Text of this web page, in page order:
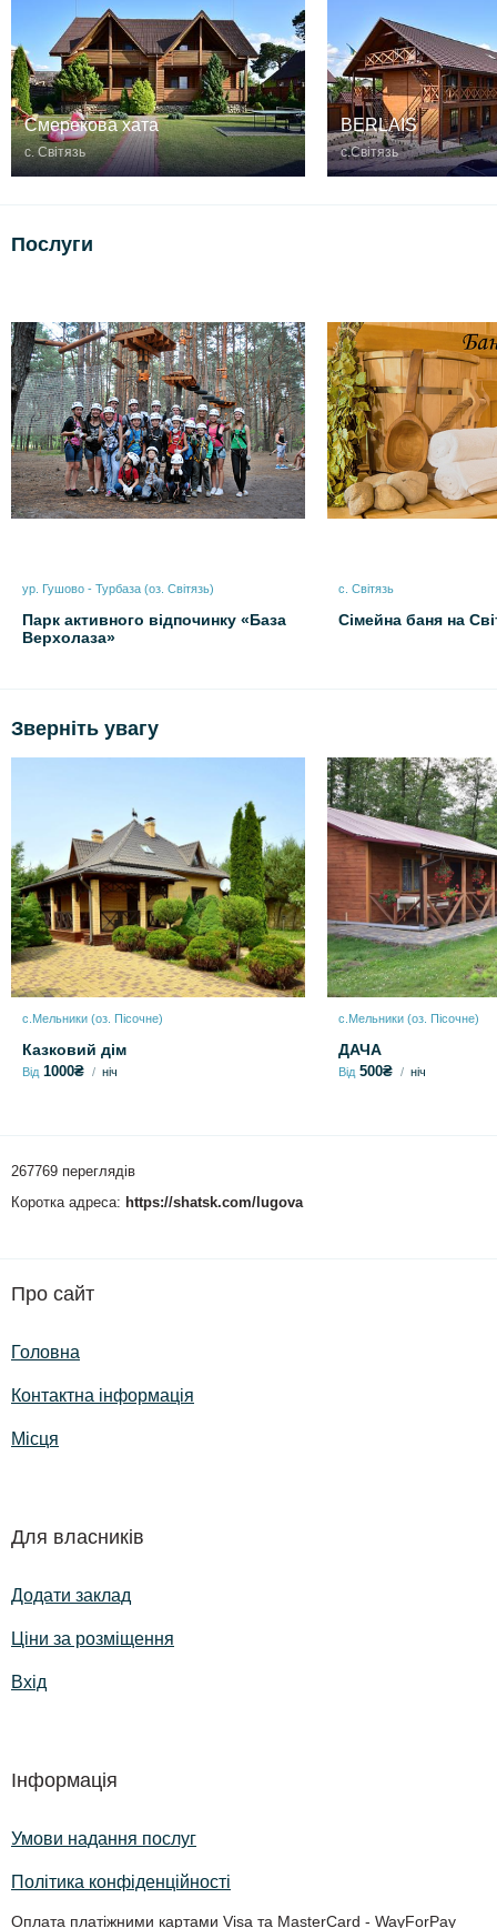
Смерекова хата
с. Світязь
BERLAIS
с.Світязь
Послуги
ур. Гушово - Турбаза (оз. Світязь)
Парк активного відпочинку «База
Верхолаза»
с. Світязь
Сімейна баня на
Зверніть увагу
с.Мельники (оз. Пісочне)
Казковий дім
Від 1000₴ ніч
с.Мельники (оз. Пісочне)
ДАЧА
Від 500₴ ніч
267769 переглядів
Коротка адреса: https://shatsk.com/lugova
Про сайт
Головна
Контактна інформація
Місця
Для власників
Додати заклад
Ціни за розміщення
Вхід
Інформація
Умови надання послуг
Політика конфіденційності
Оплата платіжними картами Visa та MasterCard - WayForPay